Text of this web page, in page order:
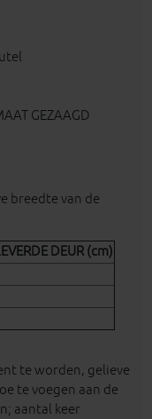
GEZAAGD
breedte van de
DEUR (cm)
te worden, gelieve
te voegen aan de
aantal keer